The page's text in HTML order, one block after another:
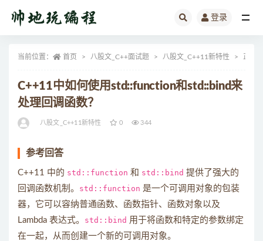
登录
当前位置： 首页 八股文_C++面试题 八股文_C++11新特性 正文
C++11中如何使用std::function和std::bind来
处理回调函数？
八股文_C++11新特性 0 344
参考回答
C++11 中的 std::function 和 std::bind 提供了强大的
回调函数机制。 std::function 是一个可调用对象的包装
器，它可以容纳普通函数、函数指针、函数对象以及
Lambda 表达式。 std::bind 用于将函数和特定的参数绑定
在一起，从而创建一个新的可调用对象。